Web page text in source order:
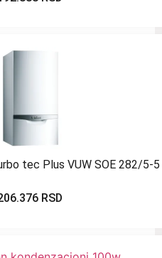
tec Plus VUW SOE 282/5-5
RSD